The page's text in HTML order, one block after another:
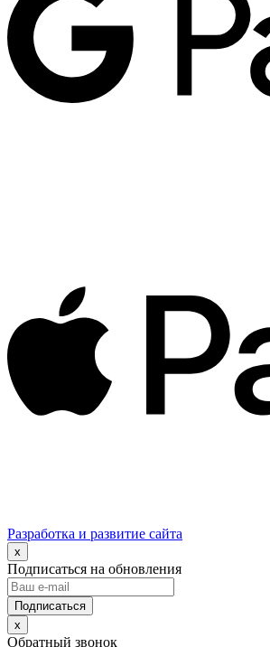
Разработка и развитие сайта
x
Подписаться на обновления
x
Обратный звонок